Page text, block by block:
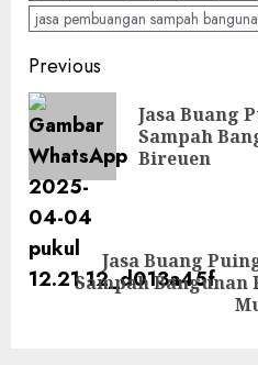
jasa pembuangan sampah
Continue
Reading
Previous
Jasa Buang
Sampah
Bireuen
Next
Jasa Buang
Sampah Bangunan